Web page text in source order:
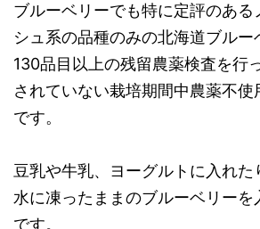
ブルーベリーでも特に定評のある
シュ系の品種のみの北海道ブルー
130品目以上の残留農薬検査を行
されていない栽培期間中農薬不使
です。
豆乳や牛乳、ヨーグルトに入れた
水に凍ったままのブルーベリーを
です。